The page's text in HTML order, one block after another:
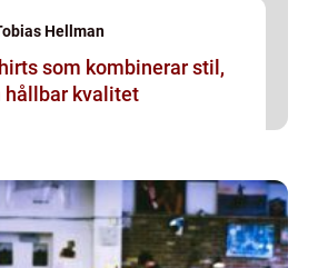
Hellman
som kombinerar stil,
hållbar kvalitet